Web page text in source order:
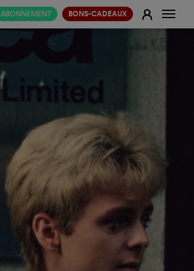
ABONNEMENT BONS-CADEAUX E